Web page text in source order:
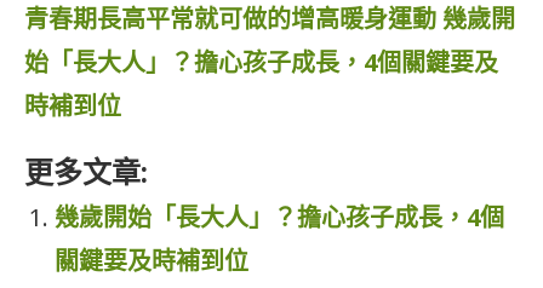
青春期長高平常就可做的增高暖身運動 幾歲開
始「長大人」？擔心孩子成長，4個關鍵要及
時補到位
更多文章:
幾歲開始「長大人」？擔心孩子成長，4個
關鍵要及時補到位